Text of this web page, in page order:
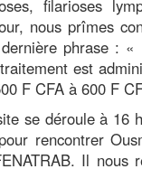
filarioses
nous prîmes
phrase : «
est
F CFA à 600 F
se déroule à 16
rencontrer
Il nous